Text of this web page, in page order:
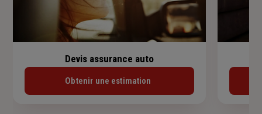
Devis assurance auto
Obtenir une estimation